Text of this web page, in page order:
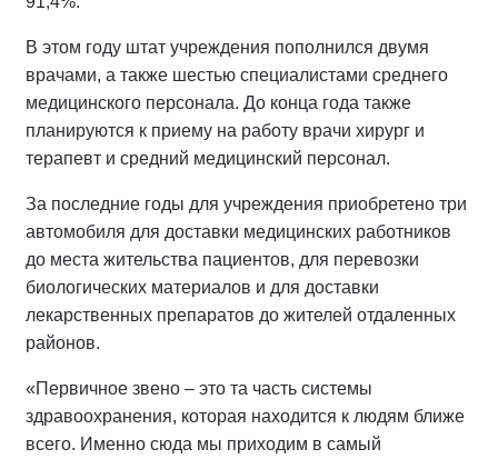
В этом году штат учреждения пополнился двумя
врачами, а также шестью специалистами среднего
медицинского персонала. До конца года также
планируются к приему на работу врачи хирург и
терапевт и средний медицинский персонал.
За последние годы для учреждения приобретено три
автомобиля для доставки медицинских работников
до места жительства пациентов, для перевозки
биологических материалов и для доставки
лекарственных препаратов до жителей отдаленных
районов.
«Первичное звено – это та часть системы
здравоохранения, которая находится к людям ближе
всего. Именно сюда мы приходим в самый